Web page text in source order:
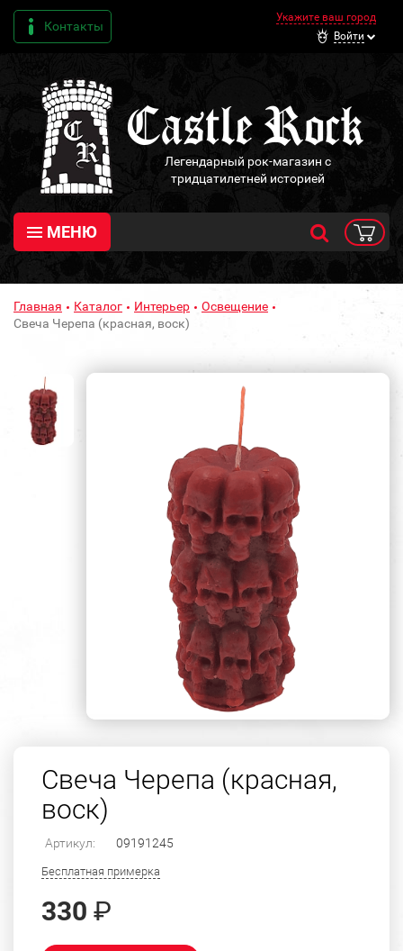
Контакты
Укажите ваш город
Войти
Легендарный рок-магазин с
тридцатилетней историей
МЕНЮ
Главная Каталог Интерьер
Освещение
Свеча Черепа (красная, воск)
Свеча Черепа (красная,
воск)
Артикул: 09191245
Бесплатная примерка
330 ₽